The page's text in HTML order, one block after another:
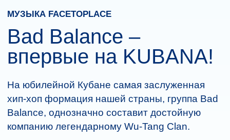
МУЗЫКА FACETOPLACE
Bad Balance –
впервые на KUBANA!
На юбилейной Кубане самая заслуженная
хип-хоп формация нашей страны, группа Bad
Balance, однозначно составит достойную
компанию легендарному Wu-Tang Clan.